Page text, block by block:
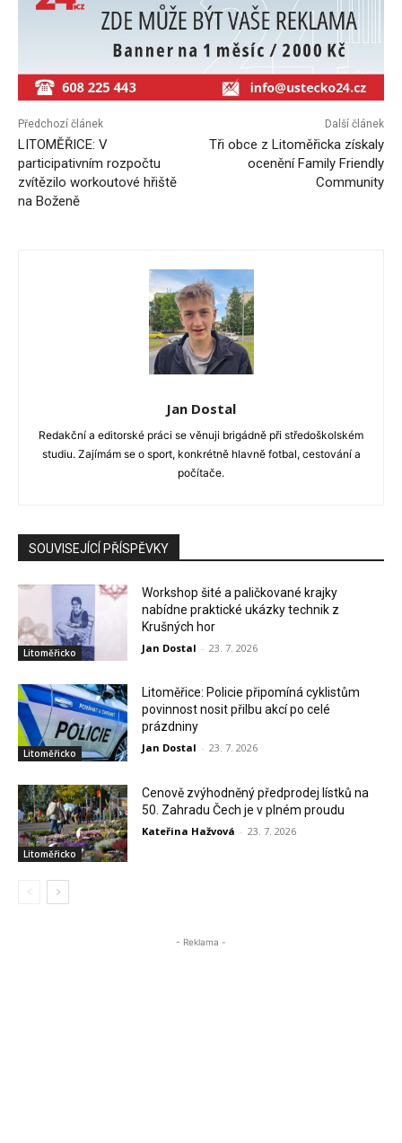
Předchozí článek
LITOMĚŘICE: V
participativním rozpočtu
zvítězilo workoutové hřiště
na Boženě
Další článek
Tři obce z Litoměřicka získaly
ocenění Family Friendly
Community
Jan Dostal
Redakční a editorské práci se věnuji brigádně při středoškolském
studiu. Zajímám se o sport, konkrétně hlavně fotbal, cestování a
počítače.
SOUVISEJÍCÍ PŘÍSPĚVKY
Litoměřicko
Workshop šité a paličkované krajky
nabídne praktické ukázky technik z
Krušných hor
Jan Dostal - 23. 7. 2026
Litoměřicko
Litoměřice: Policie připomíná cyklistům
povinnost nosit přilbu akcí po celé
prázdniny
Jan Dostal - 23. 7. 2026
Litoměřicko
Cenově zvýhodněný předprodej lístků na
50. Zahradu Čech je v plném proudu
Kateřina Hažvová - 23. 7. 2026
- Reklama -